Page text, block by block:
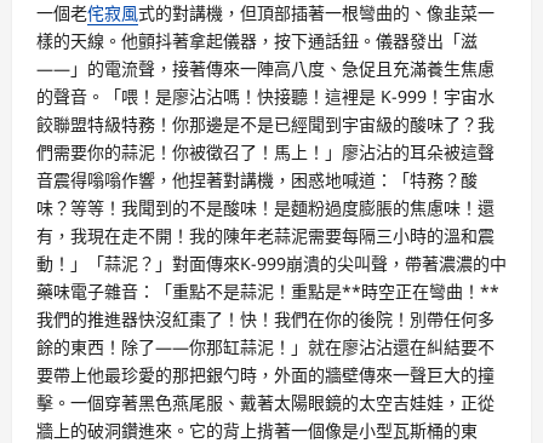
一個老侘寂風式的對講機，但頂部插著一根彎曲的、像韭菜一
樣的天線。他顫抖著拿起儀器，按下通話鈕。儀器發出「滋
——」的電流聲，接著傳來一陣高八度、急促且充滿養生焦慮
的聲音。「喂！是廖沾沾嗎！快接聽！這裡是 K-999！宇宙水
餃聯盟特級特務！你那邊是不是已經聞到宇宙級的酸味了？我
們需要你的蒜泥！你被徵召了！馬上！」廖沾沾的耳朵被這聲
音震得嗡嗡作響，他捏著對講機，困惑地喊道：「特務？酸
味？等等！我聞到的不是酸味！是麵粉過度膨脹的焦慮味！還
有，我現在走不開！我的陳年老蒜泥需要每隔三小時的溫和震
動！」「蒜泥？」對面傳來K-999崩潰的尖叫聲，帶著濃濃的中
藥味電子雜音：「重點不是蒜泥！重點是**時空正在彎曲！**
我們的推進器快沒紅棗了！快！我們在你的後院！別帶任何多
餘的東西！除了——你那缸蒜泥！」就在廖沾沾還在糾結要不
要帶上他最珍愛的那把銀勺時，外面的牆壁傳來一聲巨大的撞
擊。一個穿著黑色燕尾服、戴著太陽眼鏡的太空吉娃娃，正從
牆上的破洞鑽進來。它的背上揹著一個像是小型瓦斯桶的東